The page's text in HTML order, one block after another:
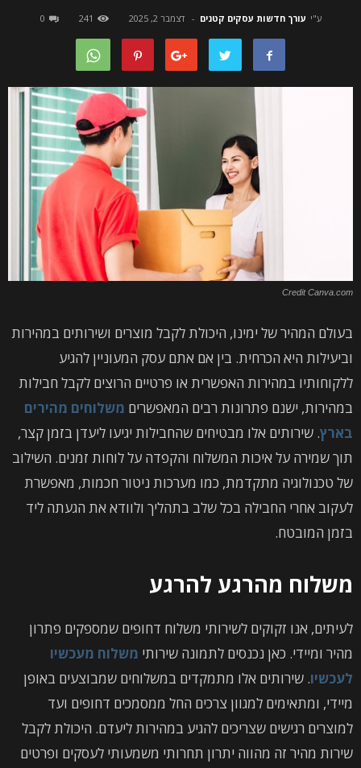
ע"י עורך חדשות עסקים קטנים - דצמבר 2, 2025 241
0
Credit Canva.com
בעולם המהיר של ימינו, היכולת לקבל מוצרים ושירותים במהירות
וביעילות היא הכרחית. בין אם אתם עסק המעוניין להגיע
ללקוחותיו במהירות האפשרית או פרטיים הרוצים לקבל חבילות
במהירות, ישנם פתרונות רבים המאפשרים משלוחים מהירים
בארץ. שירותים אלו מבטיחים שהחבילות יגיעו ליעדן בזמן קצר,
תוך שמירה על איכות המשלוח והקפדה על לוחות זמנים. השילוב
של טכנולוגיה מתקדמת, כמו מערכות ניטור חכמות, מאפשרת
לעקוב אחרי החבילה בכל שלב בתהליך ולוודא את הגעתה ליד
בזמן המובטח.
משלוח מהרגע להרגע
לעיתים, אנו זקוקים לשירותי משלוח דחופים שמספקים פתרון
מהיר ומיידי. כאן נכנסים לתמונה שירותי משלוח מעכשיו
לעכשיו. שירותים אלו מתמקדים במשלוחים שמבוצעים באופן
מיידי, ומתאימים למגוון צרכים החל ממסמכים דחופים ועד
למוצרים רגישים שצריכים להגיע במהירות ליעדם. היכולת לקבל
שירות מהיר זה מהווה יתרון תחרותי משמעותי לעסקים ופרטים